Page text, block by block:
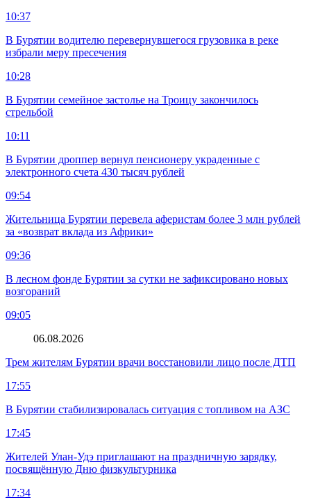
10:37
В Бурятии водителю перевернувшегося грузовика в реке
избрали меру пресечения
10:28
В Бурятии семейное застолье на Троицу закончилось
стрельбой
10:11
В Бурятии дроппер вернул пенсионеру украденные с
электронного счета 430 тысяч рублей
09:54
Жительница Бурятии перевела аферистам более 3 млн рублей
за «возврат вклада из Африки»
09:36
В лесном фонде Бурятии за сутки не зафиксировано новых
возгораний
09:05
06.08.2026
Трем жителям Бурятии врачи восстановили лицо после ДТП
17:55
В Бурятии стабилизировалась ситуация с топливом на АЗС
17:45
Жителей Улан-Удэ приглашают на праздничную зарядку,
посвящённую Дню физкультурника
17:34